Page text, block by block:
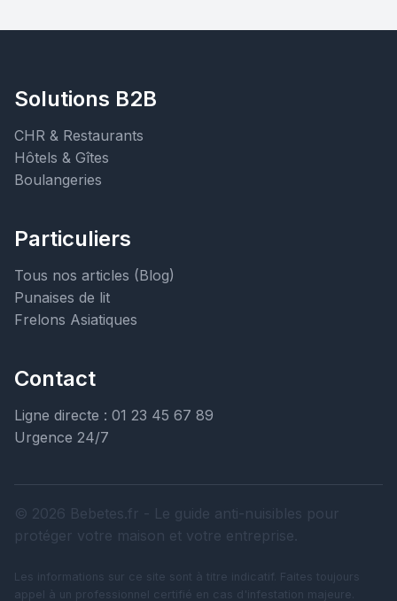
Solutions B2B
CHR & Restaurants
Hôtels & Gîtes
Boulangeries
Particuliers
Tous nos articles (Blog)
Punaises de lit
Frelons Asiatiques
Contact
Ligne directe : 01 23 45 67 89
Urgence 24/7
© 2026 Bebetes.fr - Le guide anti-nuisibles pour
protéger votre maison et votre entreprise.
Les informations sur ce site sont à titre indicatif. Faites toujours
appel à un professionnel certifié en cas d'infestation majeure.